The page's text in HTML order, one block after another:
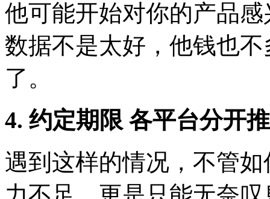
他可能开始对你的产品
数据不是太好，他钱也
了。
4. 约定期限 各平台分开推
遇到这样的情况，不管